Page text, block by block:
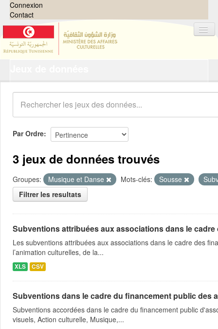
Connexion
Contact
Organisations
Groupes
Demandes 0
À propos
Par Ordre
3 jeux de données trouvés
Groupes: Musique et Danse Mots-clés: Sousse
Filtrer les resultats
Subventions attribuées aux associations dans le
Les subventions attribuées aux associations dans le cadre des
l’animation culturelles, de la...
XLS CSV
Subventions dans le cadre du financement public des
Subventions accordées dans le cadre du financement public
visuels, Action culturelle, Musique,...